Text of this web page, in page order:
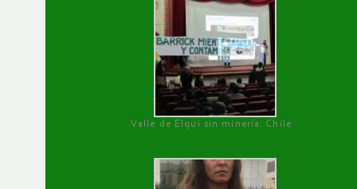
Valle de Elqui sin minería. Chile